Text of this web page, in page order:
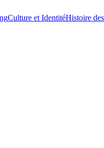
Culture et IdentitéHistoire